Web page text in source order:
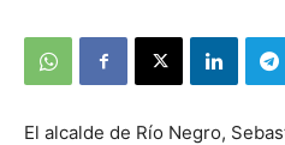
El alcalde de Río Negro,